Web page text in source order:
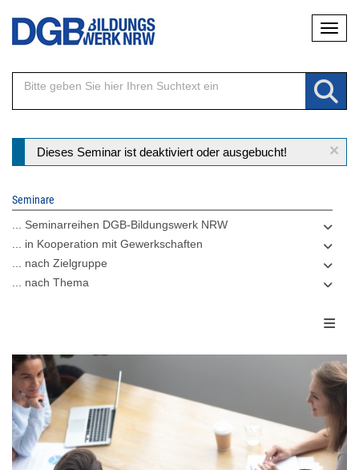
Direkt
Inhalt
×
Statusmeldung
Dieses Seminar ist deaktiviert oder ausgebucht!
Seminare
... Seminarreihen DGB-Bildungswerk NRW
... in Kooperation mit Gewerkschaften
... nach Zielgruppe
... nach Thema